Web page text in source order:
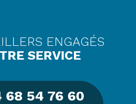
ENGAGÉS
SERVICE
68 54 76 60